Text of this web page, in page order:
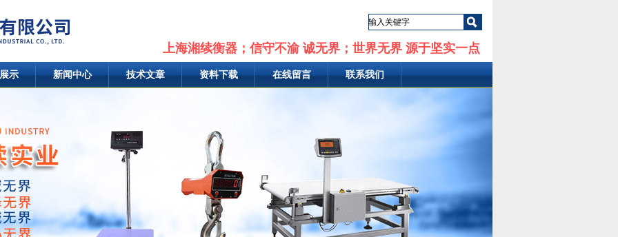
上海湘续衡器；信守不渝 诚无界；世界无界 源于坚实一点
示 新闻中心 技术文章 资料下载 在线留言 联系我们